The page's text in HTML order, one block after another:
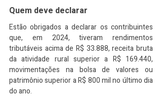
Quem deve declarar
Estão obrigados a declarar os contribuintes
que, em 2024, tiveram rendimentos
tributáveis acima de R$ 33.888, receita bruta
da atividade rural superior a R$ 169.440,
movimentações na bolsa de valores ou
patrimônio superior a R$ 800 mil no último dia
do ano.